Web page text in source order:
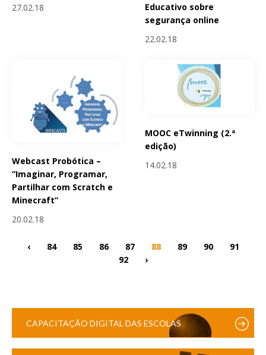
27.02.18
Educativo sobre
segurança online
22.02.18
Webcast Probótica –
“Imaginar, Programar,
Partilhar com Scratch e
Minecraft”
20.02.18
MOOC eTwinning (2.ª
edição)
14.02.18
‹ 84 85 86 87 88 89 90
91
92
›
CAPACITAÇÃO DIGITAL DAS ESCOLAS